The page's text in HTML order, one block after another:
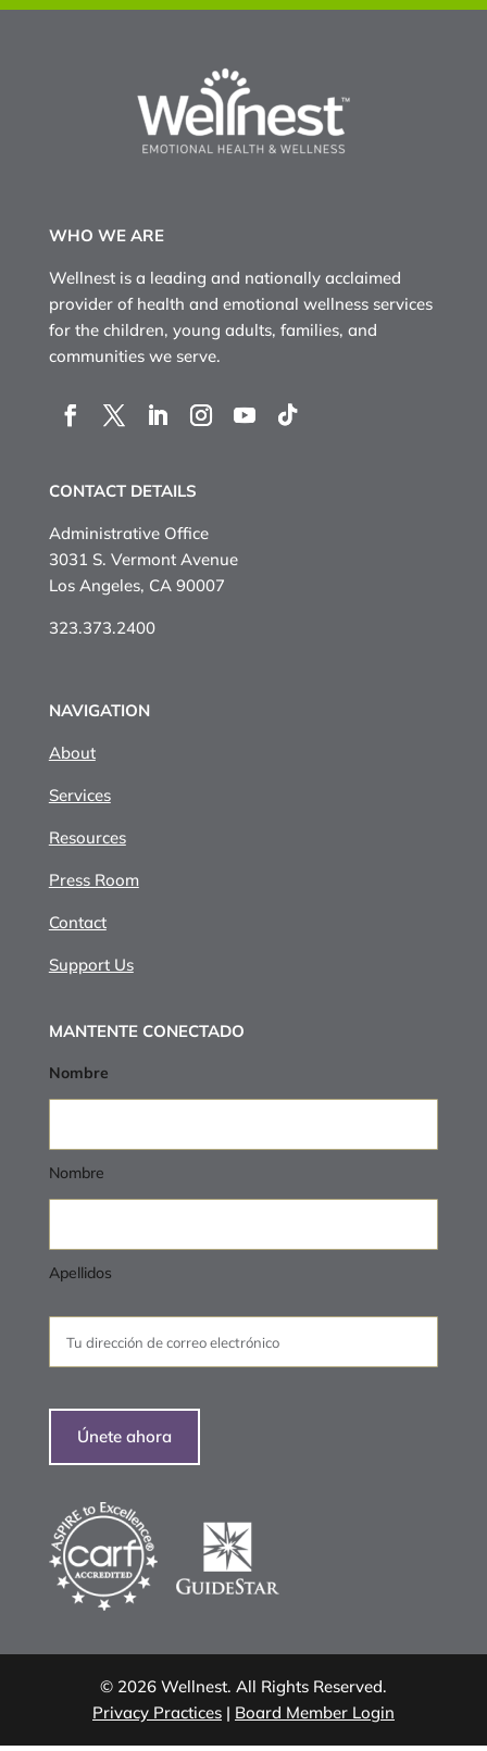
WHO WE ARE
Wellnest is a leading and nationally acclaimed
provider of health and emotional wellness services
for the children, young adults, families, and
communities we serve.
CONTACT DETAILS
Administrative Office
3031 S. Vermont Avenue
Los Angeles, CA 90007
323.373.2400
NAVIGATION
About
Services
Resources
Press Room
Contact
Support Us
MANTENTE CONECTADO
Nombre
Nombre
Apellidos
Envía
un
electrónico
a
(Obligatorio)
© 2026Wellnest. All Rights Reserved.
Privacy Practices| Board Member Login